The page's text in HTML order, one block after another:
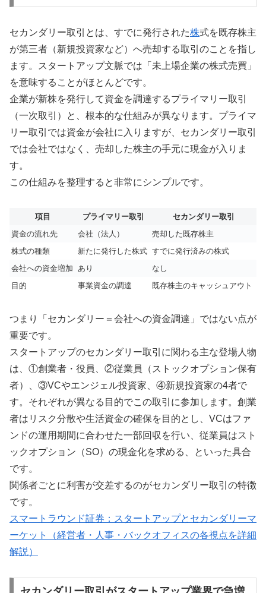
セカンダリー取引とは、すでに発行された株式を既存株主
が第三者（新規投資家など）へ売却する取引のことを指し
ます。スタートアップ文脈では「未上場企業の株式売買」
を意味することがほとんどです。
企業が新株を発行して資金を調達するプライマリー取引
（一次取引）と、根本的な仕組みが異なります。プライマ
リー取引では資金が会社に入りますが、セカンダリー取引
では会社ではなく、売却した株主の手元に現金が入りま
す。
この仕組みを整理すると非常にシンプルです。
項目 プライマリー取引
セカンダリー取引
資金の流れ先
会社（法人）
売却した既存株主
株式の種類
新たに発行した株式 すでに発行済みの株式
会社への資金増加
あり
なし
目的
事業資金の調達 既存株主のキャッシュアウト
つまり「セカンダリー＝会社への資金調達」ではない点が
重要です。
スタートアップのセカンダリー取引に関わる主な登場人物
は、①創業者・役員、②従業員（ストックオプション保有
者）、③VCやエンジェル投資家、④新規投資家の4者で
す。それぞれが異なる目的でこの取引に参加します。創業
者はリスク分散や生活資金の確保を目的とし、VCはファ
ンドの運用期間に合わせた一部回収を行い、従業員はスト
ックオプション（SO）の現金化を求める、といった具合
です。
関係者ごとに利害が交差するのがセカンダリー取引の特徴
です。
スマートラウンド証券：スタートアップとセカンダリーマ
ーケット（経営者・人事・バックオフィスの各視点を詳細
解説）